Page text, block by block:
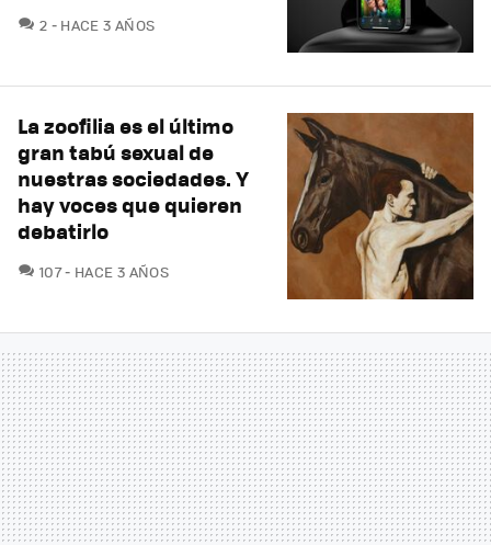
2 COMENTARIOS
HACE 3 AÑOS
La zoofilia es el último
gran tabú sexual de
nuestras sociedades. Y
hay voces que quieren
debatirlo
107COMENTARIOS
HACE 3 AÑOS